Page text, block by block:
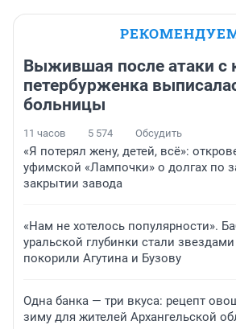
Выжившая после атаки с
петербурженка
больницы
11 часов 5 574 Обсудить
«Я потерял жену, детей, всё»:
уфимской «Лампочки» о долгах по
закрытии завода
«Нам не хотелось популярности».
уральской глубинки стали
покорили Агутина и Бузову
Одна банка — три вкуса: рецепт
зиму для жителей Архангельской